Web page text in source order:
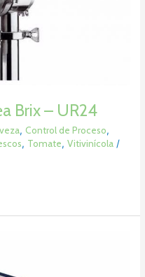
Brix – UR24
, Control de Proceso,
, Tomate,Vitivinícola /